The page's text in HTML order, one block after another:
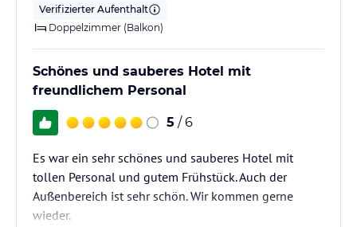
Verifizierter Aufenthalt
Doppelzimmer (Balkon)
Schönes und sauberes Hotel mit
freundlichem Personal
5 / 6
Es war ein sehr schönes und sauberes Hotel mit
tollen Personal und gutem Frühstück. Auch der
Außenbereich ist sehr schön. Wir kommen gerne
wieder.